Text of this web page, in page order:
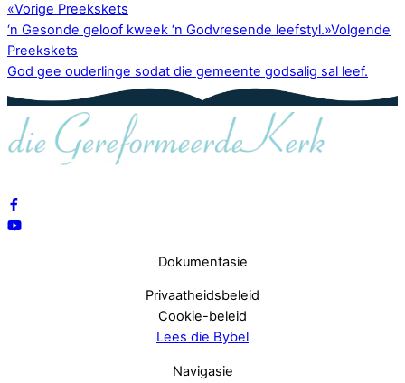
«Vorige Preekskets
‘n Gesonde geloof kweek ‘n Godvresende leefstyl.»Volgende
Preekskets
God gee ouderlinge sodat die gemeente godsalig sal leef.
Dokumentasie
Privaatheidsbeleid
Cookie-beleid
Lees die Bybel
Navigasie